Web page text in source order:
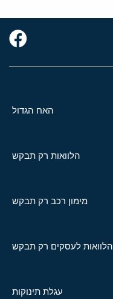
האח הגדול
הלוואות רק תבקש
מימון רכב רק תבקש
הלוואות לעסקים רק תבקש
עגלת תינוקות